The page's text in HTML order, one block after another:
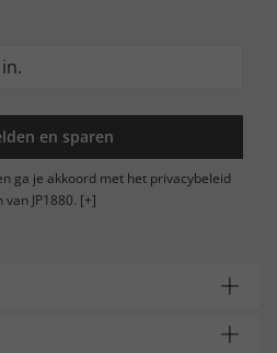
en sparen
ga je akkoord met het privacybeleid
JP1880. [+]